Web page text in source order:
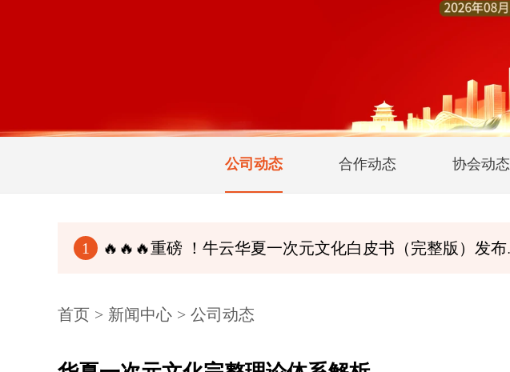
公司动态 合作动态 协会动态
1 🔥🔥🔥重磅 ！牛云华夏一次元文化白皮书（完整版）发布！传华夏文脉，行至诚商道
首页 > 新闻中心 > 公司动态